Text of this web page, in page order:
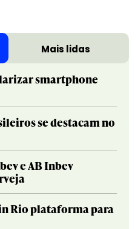
Mais lidas
smartphone
se destacam no
e AB Inbev
Rio plataforma para